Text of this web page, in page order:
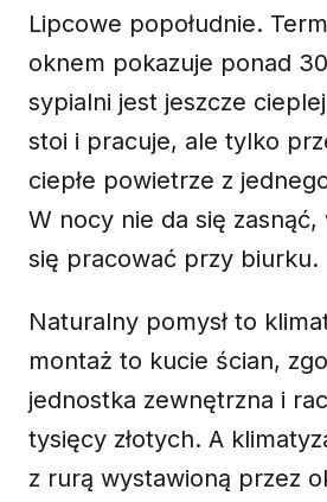
Lipcowe popołudnie.
oknem pokazuje ponad
sypialni jest jeszcze
stoi i pracuje, ale tylko
ciepłe powietrze z
W nocy nie da się zasnąć,
się pracować przy biurku.
Naturalny pomysł to
montaż to kucie ścian,
jednostka zewnętrzna i
tysięcy złotych. A
z rurą wystawioną przez